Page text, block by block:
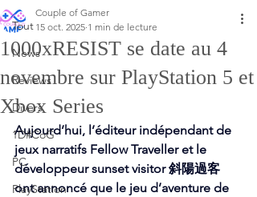
Tout
News
Reviews
Divers
1D#CoG
PC
PlayStation
1000xRESIST se date au 4
novembre sur PlayStation 5 et
Xbox Series
Couple of Gamer
15 oct. 2025 1 min de lecture
Aujourd’hui, l’éditeur indépendant de
jeux narratifs Fellow Traveller et le
développeur sunset visitor 斜陽過客
ont annoncé que le jeu d’aventure de